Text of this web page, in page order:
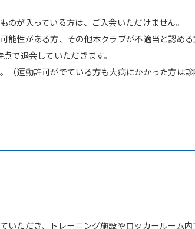
が入っている方は、ご入会いただけません。
性がある方、その他本クラブが不適当と認める
で退会していただきます。
（運動許可がでている方も大病にかかった方は
いただき、トレーニング施設やロッカールーム
official website is
translated into